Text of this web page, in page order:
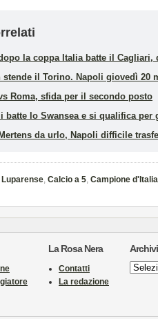
la coppa Italia batte il
stende il Torino. Napoli giovedì
Roma, sfida per il secondo posto
batte lo Swansea e si qualifica
da urlo, Napoli difficile
, Calcio a 5, Campione d'Italia
La Rosa Nera
Contatti
La redazione